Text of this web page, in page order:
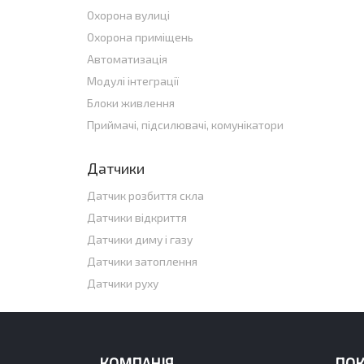
Охорона вулиці
Охорона приміщень
Автоматизація
Модулі інтеграції
Блоки живлення
Приймачі, підсилювачі, комунікатори
Датчики
Датчик розбиття скла
Датчики відкриття
Датчики диму і газу
Датчики затоплення
Датчики руху